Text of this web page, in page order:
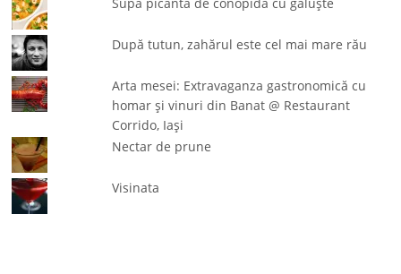
Supă picantă de conopidă cu găluşte
După tutun, zahărul este cel mai mare rău
Arta mesei: Extravaganza gastronomică cu
homar şi vinuri din Banat @ Restaurant
Corrido, Iaşi
Nectar de prune
Visinata